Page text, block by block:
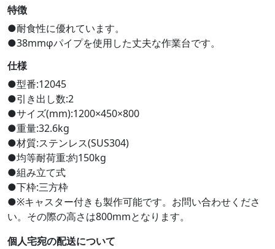
特徴
●耐食性に優れています。
●38mmφパイプを使用した丈夫な作業台です。
仕様
●型番:12045
●引き出し数:2
●サイズ(mm):1200×450×800
●重量:32.6kg
●材質:ステンレス(SUS304)
●均等耐荷重:約150kg
●組み立て式
●下枠:三方枠
●※キャスター付きも製作可能です。お問い合わせくださ
い。その際の高さは800mmとなります。
個人宅宛の配送について